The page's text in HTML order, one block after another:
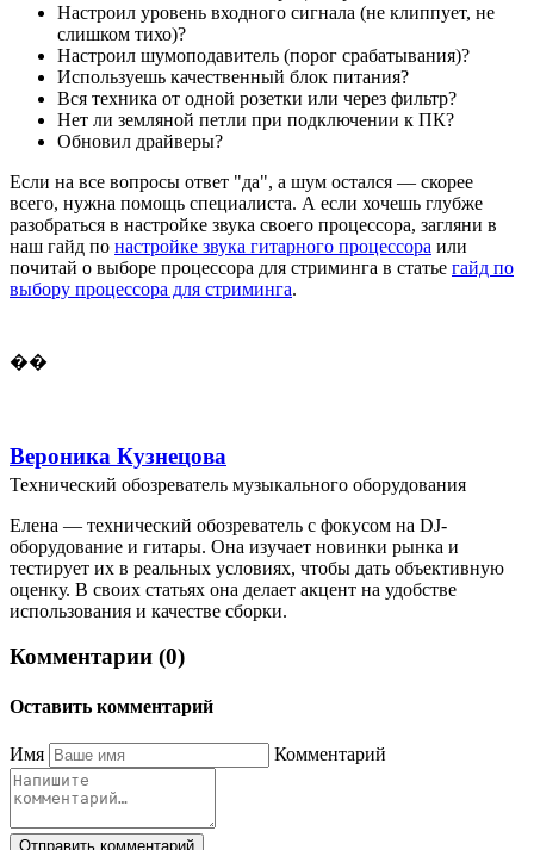
Настроил уровень входного сигнала (не клиппует, не
слишком тихо)?
Настроил шумоподавитель (порог срабатывания)?
Используешь качественный блок питания?
Вся техника от одной розетки или через фильтр?
Нет ли земляной петли при подключении к ПК?
Обновил драйверы?
Если на все вопросы ответ "да", а шум остался — скорее
всего, нужна помощь специалиста. А если хочешь глубже
разобраться в настройке звука своего процессора, загляни в
наш гайд по настройке звука гитарного процессора или
почитай о выборе процессора для стриминга в статье гайд по
выбору процессора для стриминга.
��
Вероника Кузнецова
Технический обозреватель музыкального оборудования
Елена — технический обозреватель с фокусом на DJ-
оборудование и гитары. Она изучает новинки рынка и
тестирует их в реальных условиях, чтобы дать объективную
оценку. В своих статьях она делает акцент на удобстве
использования и качестве сборки.
Комментарии (0)
Оставить комментарий
Имя Комментарий
Отправить комментарий